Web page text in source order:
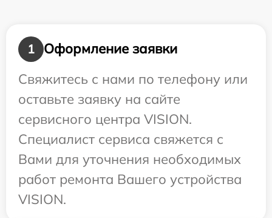
1
Оформление заявки
Свяжитесь с нами по телефону или
оставьте заявку на сайте
сервисного центра VISION.
Специалист сервиса свяжется с
Вами для уточнения необходимых
работ ремонта Вашего устройства
VISION.